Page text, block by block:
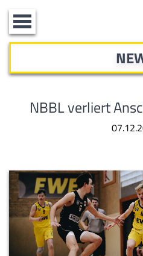
Toggle
navigation
NBBL verliert